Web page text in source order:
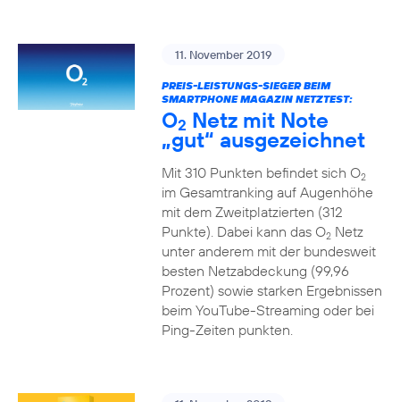
11. November 2019
PREIS-LEISTUNGS-SIEGER BEIM
SMARTPHONE MAGAZIN NETZTEST:
O2 Netz mit Note
„gut“ ausgezeichnet
Mit 310 Punkten befindet sich O2
im Gesamtranking auf Augenhöhe
mit dem Zweitplatzierten (312
Punkte). Dabei kann das O2Netz
unter anderem mit der bundesweit
besten Netzabdeckung (99,96
Prozent) sowie starken Ergebnissen
beim YouTube-Streaming oder bei
Ping-Zeiten punkten.